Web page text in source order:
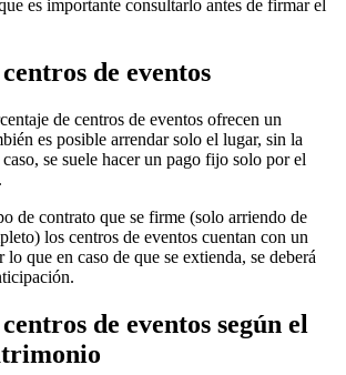
es importante consultarlo antes de firmar el
de eventos
de centros de eventos ofrecen un
es posible arrendar solo el lugar, sin la
se suele hacer un pago fijo solo por el
de contrato que se firme (solo arriendo de
los centros de eventos cuentan con un
que en caso de que se extienda, se deberá
de eventos según el